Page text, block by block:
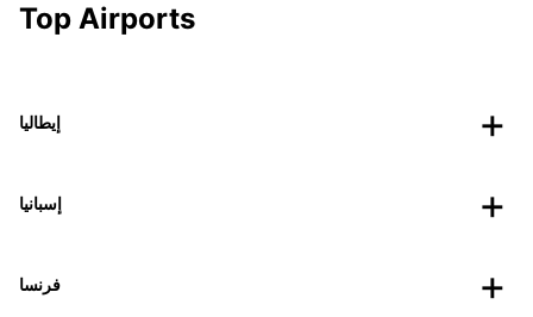
Top Airports
إيطاليا
إسبانيا
فرنسا